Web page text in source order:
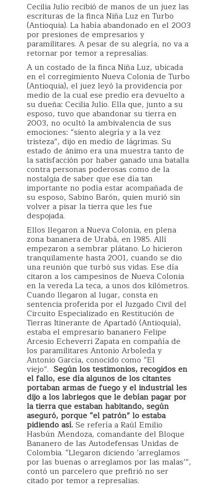
Cecilia Julio recibió de manos de un juez las
escrituras de la finca Niña Luz en Turbo
(Antioquia). La había abandonado en el 2003
por presiones de empresarios y
paramilitares. A pesar de su alegría, no va a
retornar por temor a represalias.
A un costado de la finca Niña Luz, ubicada
en el corregimiento Nueva Colonia de Turbo
(Antioquia), el juez leyó la providencia por
medio de la cual ese predio era devuelto a
su dueña: Cecilia Julio. Ella que, junto a su
esposo, tuvo que abandonar su tierra en
2003, no ocultó la ambivalencia de sus
emociones: “siento alegría y a la vez
tristeza”, dijo en medio de lágrimas. Su
estado de ánimo era una muestra tanto de
la satisfacción por haber ganado una batalla
contra personas poderosas como de la
nostalgia de saber que ese día tan
importante no podía estar acompañada de
su esposo, Sabino Barón, quien murió sin
volver a pisar la tierra que les fue
despojada.
Ellos llegaron a Nueva Colonia, en plena
zona bananera de Urabá, en 1985. Allí
empezaron a sembrar plátano. Lo hicieron
tranquilamente hasta 2001, cuando se dio
una reunión que turbó sus vidas. Ese día
citaron a los campesinos de Nueva Colonia
en la vereda La teca, a unos dos kilómetros.
Cuando llegaron al lugar, consta en
sentencia proferida por el Juzgado Civil del
Circuito Especializado en Restitución de
Tierras Itinerante de Apartadó (Antioquia),
estaba el empresario bananero Felipe
Arcesio Echeverri Zapata en compañía de
los paramilitares Antonio Arboleda y
Antonio García, conocido como “El
viejo”. Según los testimonios, recogidos en
el fallo, ese día algunos de los citantes
portaban armas de fuego y el industrial les
dijo a los labriegos que le debían pagar por
la tierra que estaban habitando, según
aseguró, porque “el patrón” lo estaba
pidiendo así.Se refería a Raúl Emilio
Hasbún Mendoza, comandante del Bloque
Bananero de las Autodefensas Unidas de
Colombia. “Llegaron diciendo ‘arreglamos
por las buenas o arreglamos por las malas’”,
contó un parcelero que prefirió no ser
citado por temor a represalias.